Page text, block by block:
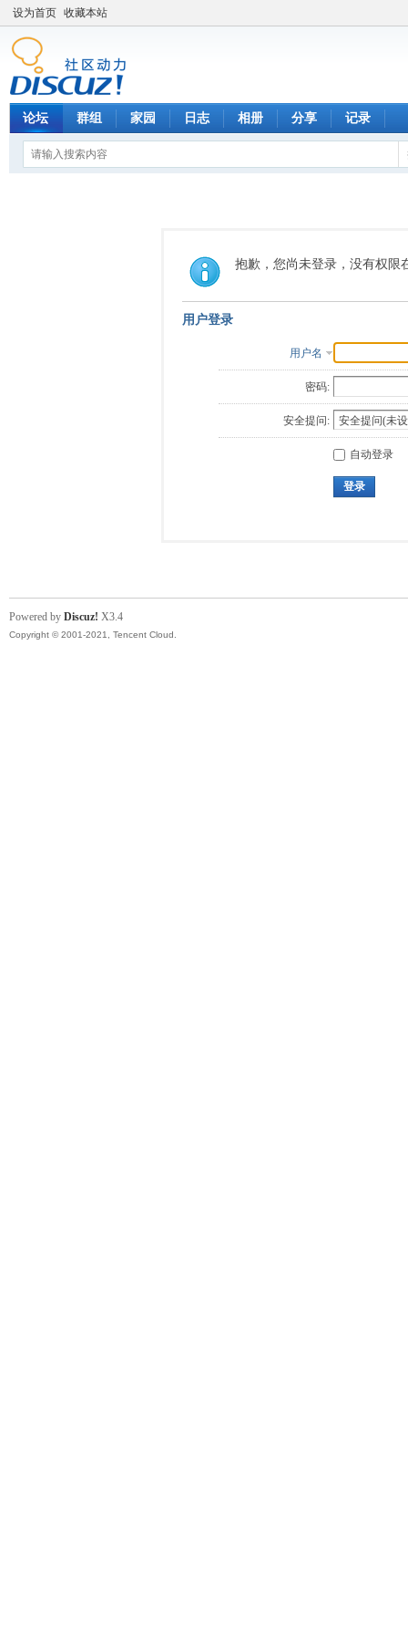
设为首页 收藏本站
论坛 群组 家园 日志 相册 分享 记录
抱歉，您尚未登录，没有权限
用户登录
用户名
密码:
安全提问:
自动登录
登录
Powered by Discuz! X3.4
Copyright © 2001-2021, Tencent Cloud.